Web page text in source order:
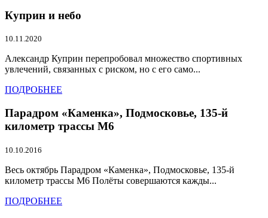
Куприн и небо
10.11.2020
Александр Куприн перепробовал множество спортивных
увлечений, связанных с риском, но с его само...
ПОДРОБНЕЕ
Парадром «Каменка», Подмосковье, 135-й
километр трассы М6
10.10.2016
Весь октябрь Парадром «Каменка», Подмосковье, 135-й
километр трассы М6 Полёты совершаются кажды...
ПОДРОБНЕЕ